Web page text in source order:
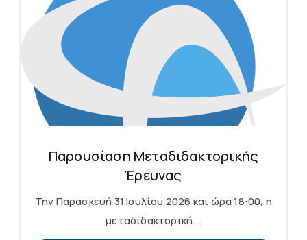
Παρουσίαση Μεταδιδακτορικής
Έρευνας
Την Παρασκευή 31 Ιουλίου 2026 και ώρα 18:00, η
μεταδιδακτορική...